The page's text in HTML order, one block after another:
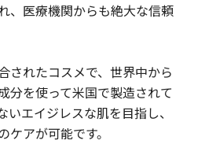
、医療機関からも絶大な信頼
されたコスメで、世界中から
分を使って米国で製造されて
いエイジレスな肌を目指し、
アが可能です。